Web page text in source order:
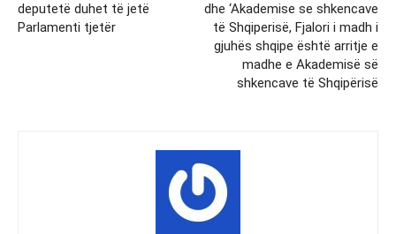
deputetë duhet të jetë
Parlamenti tjetër
dhe ‘Akademise se shkencave
të Shqiperisë, Fjalori i madh i
gjuhës shqipe është arritje e
madhe e Akademisë së
shkencave të Shqipërisë